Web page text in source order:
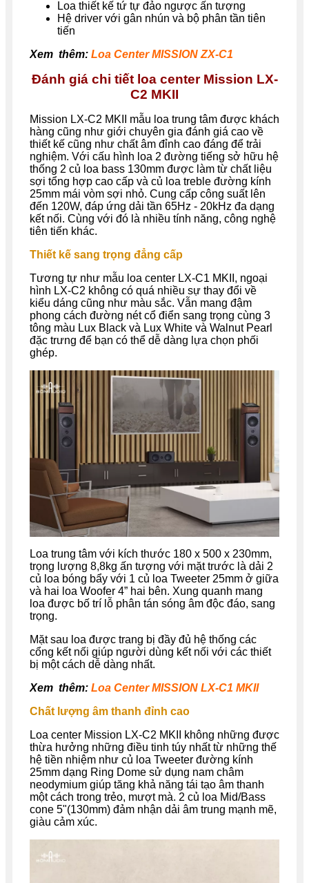
Loa thiết kế tứ tự đảo ngược ấn tượng
Hệ driver với gân nhún và bộ phân tần tiên
tiến
Xem thêm: Loa Center MISSION ZX-C1
Đánh giá chi tiết loa center Mission LX-
C2 MKII
Mission LX-C2 MKII mẫu loa trung tâm được khách
hàng cũng như giới chuyên gia đánh giá cao về
thiết kế cũng như chất âm đỉnh cao đáng để trải
nghiệm. Với cấu hình loa 2 đường tiếng sở hữu hệ
thống 2 củ loa bass 130mm được làm từ chất liệu
sợi tổng hợp cao cấp và củ loa treble đường kính
25mm mái vòm sợi nhỏ. Cung cấp công suất lên
đến 120W, đáp ứng dải tần 65Hz - 20kHz đa dạng
kết nối. Cùng với đó là nhiều tính năng, công nghệ
tiên tiến khác.
Thiết kế sang trọng đẳng cấp
Tương tự như mẫu loa center LX-C1 MKII, ngoại
hình LX-C2 không có quá nhiều sự thay đổi về
kiểu dáng cũng như màu sắc. Vẫn mang đậm
phong cách đường nét cổ điển sang trọng cùng 3
tông màu Lux Black và Lux White và Walnut Pearl
đặc trưng để bạn có thể dễ dàng lựa chọn phối
ghép.
Loa trung tâm với kích thước 180 x 500 x 230mm,
trọng lượng 8,8kg ấn tượng với mặt trước là dải 2
củ loa bóng bẩy với 1 củ loa Tweeter 25mm ở giữa
và hai loa Woofer 4” hai bên. Xung quanh mang
loa được bố trí lỗ phân tán sóng âm độc đáo, sang
trọng.
Mặt sau loa được trang bị đầy đủ hệ thống các
cổng kết nối giúp người dùng kết nối với các thiết
bị một cách dễ dàng nhất.
Xem thêm: Loa Center MISSION LX-C1 MKII
Chất lượng âm thanh đỉnh cao
Loa center Mission LX-C2 MKII không những được
thừa hưởng những điều tinh túy nhất từ những thế
hệ tiền nhiệm như củ loa Tweeter đường kính
25mm dạng Ring Dome sử dụng nam châm
neodymium giúp tăng khả năng tái tạo âm thanh
một cách trong trẻo, mượt mà. 2 củ loa Mid/Bass
cone 5"(130mm) đảm nhận dải âm trung mạnh mẽ,
giàu cảm xúc.